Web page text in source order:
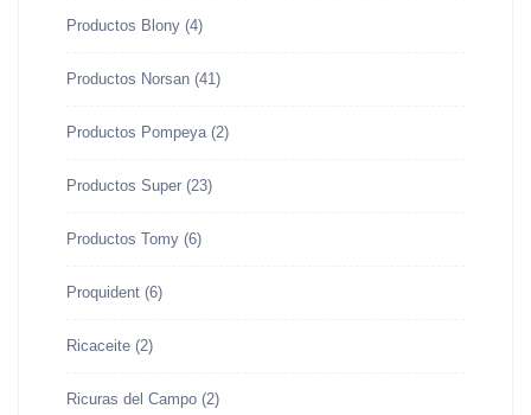
Productos Blony (4)
Productos Norsan (41)
Productos Pompeya (2)
Productos Super (23)
Productos Tomy (6)
Proquident (6)
Ricaceite (2)
Ricuras del Campo (2)